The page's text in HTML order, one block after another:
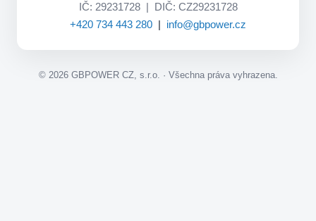
IČ: 29231728 | DIČ: CZ29231728
+420 734 443 280 | info@gbpower.cz
© 2026GBPOWER CZ, s.r.o. · Všechna práva vyhrazena.